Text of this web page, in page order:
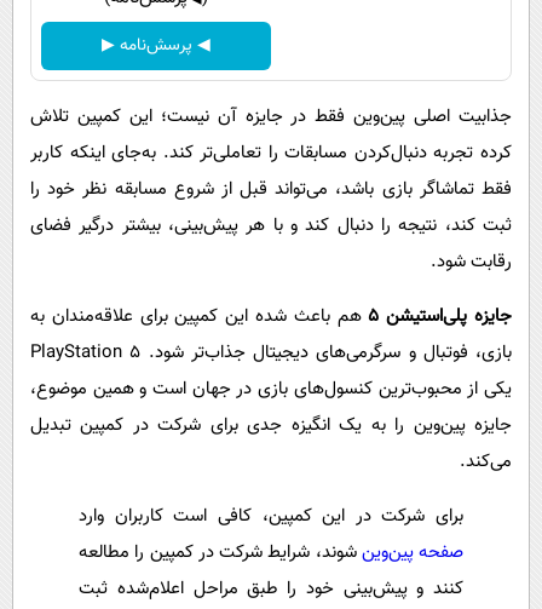
◀ پرسش‌نامه ▶
جذابیت اصلی پین‌وین فقط در جایزه آن نیست؛ این کمپین تلاش
کرده تجربه دنبال‌کردن مسابقات را تعاملی‌تر کند. به‌جای اینکه کاربر
فقط تماشاگر بازی باشد، می‌تواند قبل از شروع مسابقه نظر خود را
ثبت کند، نتیجه را دنبال کند و با هر پیش‌بینی، بیشتر درگیر فضای
رقابت شود.
جایزه پلی‌استیشن ۵
هم باعث شده این کمپین برای علاقه‌مندان به
بازی، فوتبال و سرگرمی‌های دیجیتال جذاب‌تر شود. PlayStation 5
یکی از محبوب‌ترین کنسول‌های بازی در جهان است و همین موضوع،
جایزه پین‌وین را به یک انگیزه جدی برای شرکت در کمپین تبدیل
می‌کند.
برای شرکت در این کمپین، کافی است کاربران وارد
صفحه پین‌وینشوند، شرایط شرکت در کمپین را مطالعه
کنند و پیش‌بینی خود را طبق مراحل اعلام‌شده ثبت